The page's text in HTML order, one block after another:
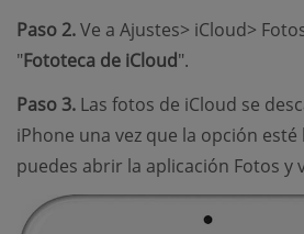
Paso 2.Ve a Ajustes> iCloud>
"Fototeca de iCloud".
Paso 3. Las fotos de iCloud se
iPhone una vez que la opción
puedes abrir la aplicación Fotos y